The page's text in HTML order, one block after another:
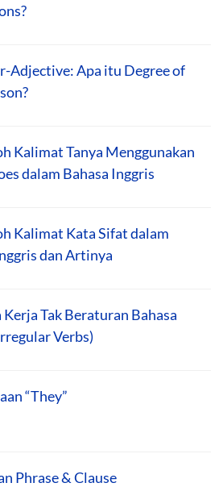
Adjective: Apa itu Degree of
Kalimat Tanya Menggunakan
dalam Bahasa Inggris
Kalimat Kata Sifat dalam
dan Artinya
Kerja Tak Beraturan Bahasa
Verbs)
“They”
Phrase & Clause